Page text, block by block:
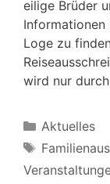
eilige Brüder
Informationen
Loge zu
wird nur
Kategorien
Aktuelles